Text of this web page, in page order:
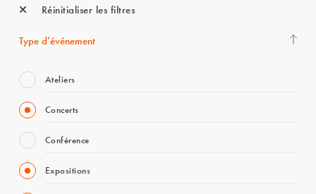
Réinitialiser les filtres
Type d’événement
Ateliers
Concerts
Conférence
Expositions